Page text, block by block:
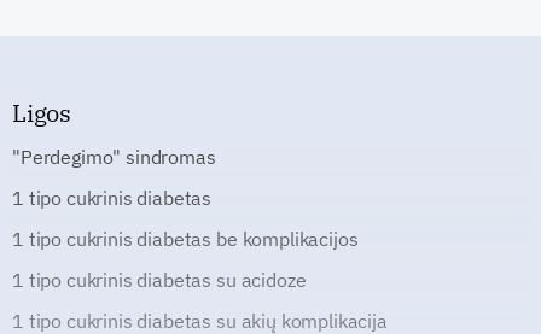
Ligos
"Perdegimo" sindromas
1 tipo cukrinis diabetas
1 tipo cukrinis diabetas be komplikacijos
1 tipo cukrinis diabetas su acidoze
1 tipo cukrinis diabetas su akių komplikacija